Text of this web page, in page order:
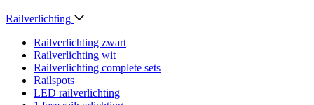
Railverlichting
Railverlichting zwart
Railverlichting wit
Railverlichting complete sets
Railspots
LED railverlichting